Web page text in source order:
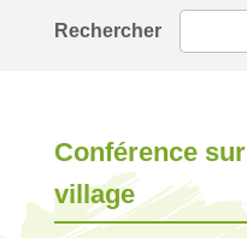
Search
Conférence
village